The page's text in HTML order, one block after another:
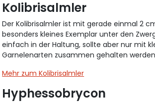
Kolibrisalmler
Der Kolibrisalmler ist mit gerade einmal 2
besonders kleines Exemplar unter den
einfach in der Haltung, sollte aber nur mit
Garnelenarten zusammen gehalten
Mehr zum Kolibrisalmler
Hyphessobrycon